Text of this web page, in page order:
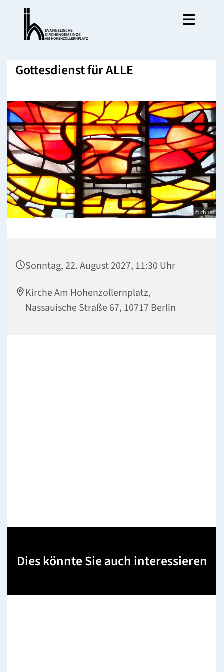
Gottesdienst für ALLE
© chust
Sonntag, 22. August 2027, 11:30 Uhr
Kirche Am Hohenzollernplatz,
Nassauische Straße 67, 10717 Berlin
Dies könnte Sie auch interessieren